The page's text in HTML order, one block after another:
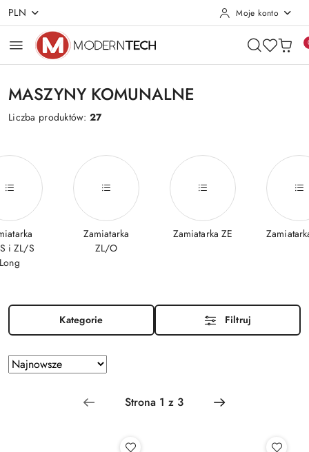
Przejdź do treści głównej
Przejdź do wyszukiwarki
Przejdź do moje konto
Przejdź do menu głównego
Przejdź do stopki
PLN Moje konto
MASZYNY KOMUNALNE
Liczba produktów:27
i ZL/S
Long
Zamiatarka
ZL/O
Zamiatarka ZE
Kategorie Filtruj
Zastosowano
sortowanie:
Sortuj
według